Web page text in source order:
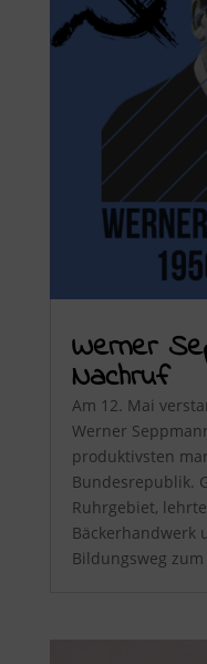
Werner
Nachruf
Am 12. Mai
Werner
produktivsten
Bundesrepublik.
Ruhrgebiet,
Bäckerhandwerk
Bildungsweg